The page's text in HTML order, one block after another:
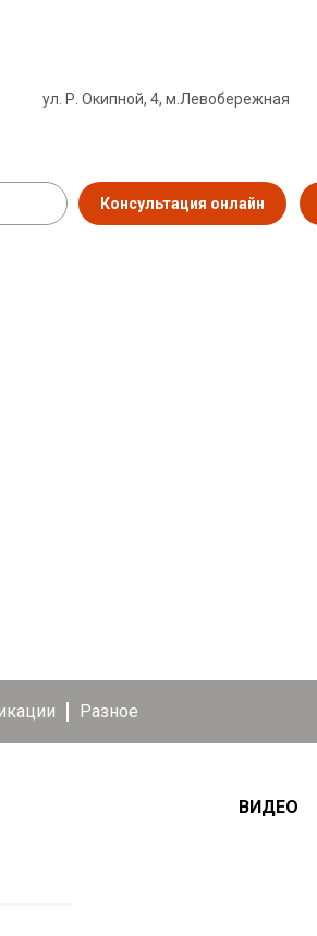
ул. Р. Окипной, 4, м.Левобережная
Консультация онлайн
Разное
ВИДЕО